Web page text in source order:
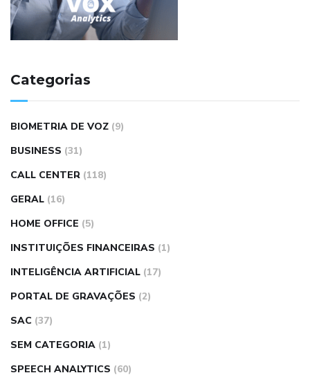
Categorias
BIOMETRIA DE VOZ (9)
BUSINESS (31)
CALL CENTER (118)
GERAL (16)
HOME OFFICE (5)
INSTITUIÇÕES FINANCEIRAS (1)
INTELIGÊNCIA ARTIFICIAL (17)
PORTAL DE GRAVAÇÕES (2)
SAC (37)
SEM CATEGORIA (1)
SPEECH ANALYTICS (60)